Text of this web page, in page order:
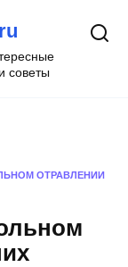
советы
ОТРАВЛЕНИИ